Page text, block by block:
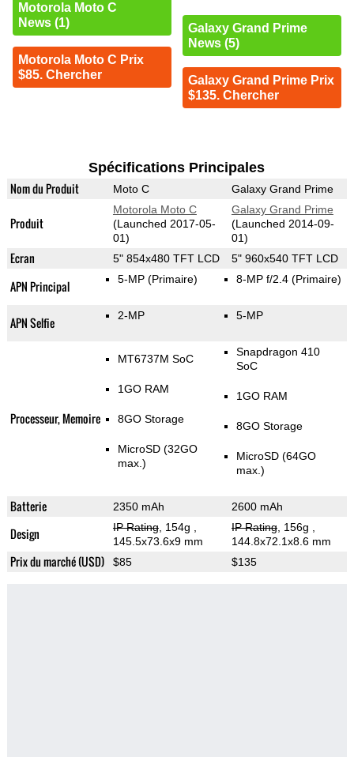
Motorola Moto C
News (1)
Motorola Moto C Prix
$85. Chercher
Galaxy Grand Prime
News (5)
Galaxy Grand Prime Prix
$135. Chercher
Spécifications Principales
Nom du Produit Moto C Galaxy Grand Prime
Produit
Motorola Moto C
(Launched 2017-05-
01)
Galaxy Grand Prime
(Launched 2014-09-
01)
Ecran 5" 854x480 TFT LCD 5" 960x540 TFT LCD
APN Principal 5-MP (Primaire) 8-MP f/2.4 (Primaire)
APN Selfie 2-MP 5-MP
Processeur, Memoire
MT6737M SoC
1GO RAM
8GO Storage
MicroSD (32GO
max.)
Snapdragon 410
SoC
1GO RAM
8GO Storage
MicroSD (64GO
max.)
Batterie 2350 mAh 2600 mAh
Design IP Rating, 154g
145.5x73.6x9 mm
IP Rating, 156g
144.8x72.1x8.6 mm
Prix du marché (USD) $85 $135